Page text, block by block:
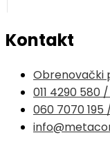
Kontakt
Obrenovački
011 4290 580
060 7070 195